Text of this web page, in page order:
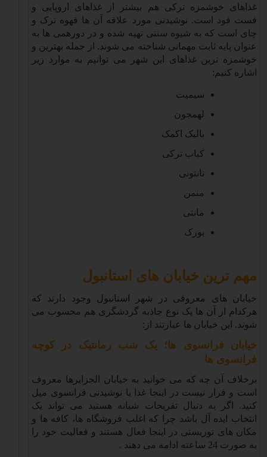
غذاهای خوشمزه ترکی هم بیشتر از غذاهای اروپایی و
فست فود است. نوشیدنی مورد علاقه آن ها قهوه ترک و
چای است که به شیوه سنتی تهیه شده و در دورهمی ها به
عنوان پایه ثابت مهمانی شناخته می شوند. از جمله بهترین و
خوشمزه ترین غذاهای این شهر می توانیم به موارد زیر
اشاره کنیم:
سیمیت
لهمجون
بالیک اکمک
کباب ترکی
تانتونی
منمن
مانتی
بورک
مهم ترین خیابان های استانبول
خیابان های معروفی در شهر استانبول وجود دارند که
هرکدام از آن ها یک نوع جاذبه گردشگری هم محسوب می
شوند. این خیابان ها عبارتند از :
خیابان فرانسوی ها؛ یک شب رمانتیک در کوچه
فرانسوی ها
برخلاف آن چه که می خوانید به خیابان الجزایرها معروف
است و قرار نیست در اینجا غذا یا نوشیدنی فرانسوی میل
کنید. اگر به دنبال تفریحات شبانه هستید می تواند یک
انتخاب ایده آل باشد چرا که اغلب فروشگاه ها، کافه ها و
مکان های توریستی در اینجا فعال هستند و فعالیت خود را
به صورت 24 ساعته ادامه می دهند
.